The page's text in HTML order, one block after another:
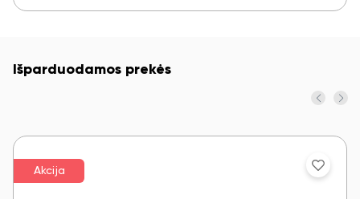
Išparduodamos prekės
Akcija